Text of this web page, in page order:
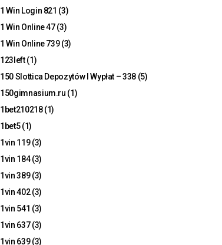
1 Win Login 821 (3)
1 Win Online 47(3)
1 Win Online 739(3)
123left(1)
150 Slottica Depozytów I Wypłat – 338 (5)
150gimnasium.ru (1)
1bet210218(1)
1bet5(1)
1vin 119(3)
1vin 184(3)
1vin 389(3)
1vin 402(3)
1vin 541 (3)
1vin 637(3)
1vin 639(3)